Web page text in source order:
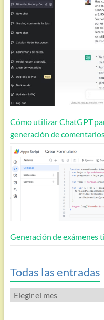
Cómo utilizar ChatGPT
generación de
Generación de exámenes
Todas las entradas
Todas
las